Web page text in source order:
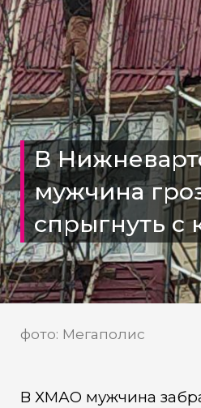
В
мужчина
спрыгнуть
фото: Мегаполис
В ХМАО мужчина